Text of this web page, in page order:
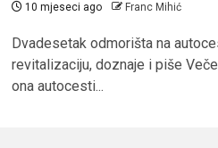
10 mjeseci ago Franc Mihić
Dvadesetak odmorišta na
revitalizaciju, doznaje i piše
ona autocesti...